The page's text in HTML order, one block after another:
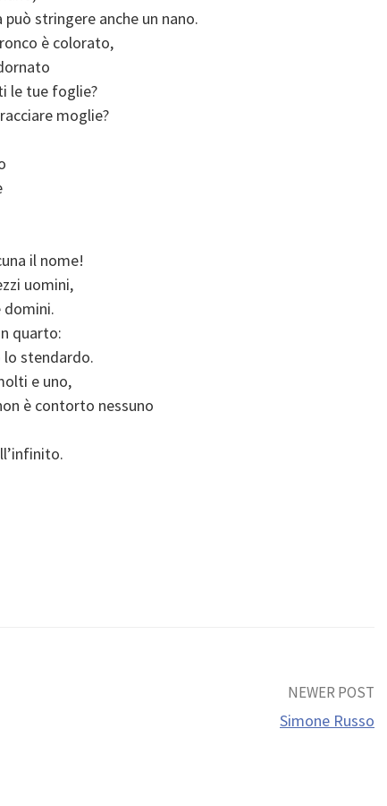
può stringere anche un nano.
è colorato,
le tue foglie?
moglie?
il nome!
uomini,
domini.
quarto:
stendardo.
e uno,
è contorto nessuno
NEWER POST
Simone Russo